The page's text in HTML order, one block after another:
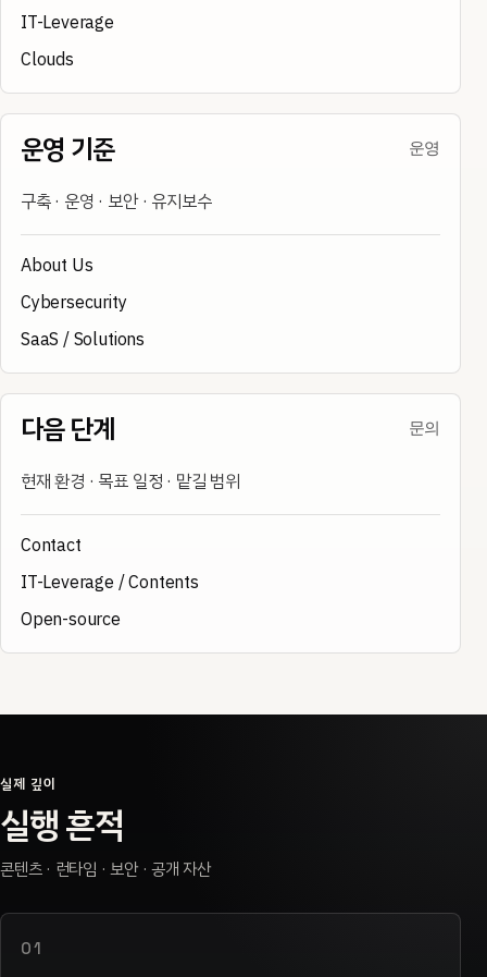
IT-Leverage
Clouds
운영 기준 운영
구축 · 운영 · 보안 · 유지보수
About Us
Cybersecurity
SaaS / Solutions
다음 단계 문의
현재 환경 · 목표 일정 · 맡길 범위
Contact
IT-Leverage / Contents
Open-source
실제 깊이
실행 흔적
콘텐츠 · 런타임 · 보안 · 공개 자산
01